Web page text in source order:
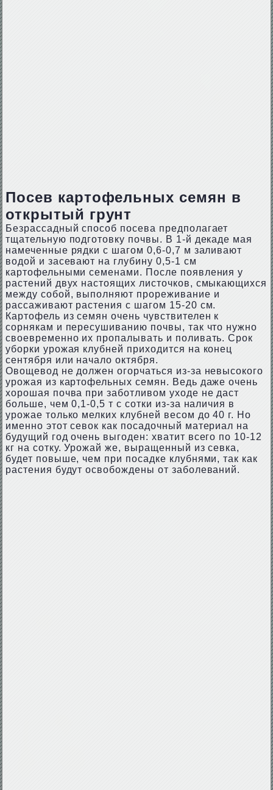
Посев картофельных семян в
открытый грунт
Безрассадный способ посева предполагает
тщательную подготовку почвы. В 1-й декаде мая
намеченные рядки с шагом 0,6-0,7 м заливают
водой и засевают на глубину 0,5-1 см
картофельными семенами. После появления у
растений двух настоящих листочков, смыкающихся
между собой, выполняют прореживание и
рассаживают растения с шагом 15-20 см.
Картофель из семян очень чувствителен к
сорнякам и пересушиванию почвы, так что нужно
своевременно их пропалывать и поливать. Срок
уборки урожая клубней приходится на конец
сентября или начало октября.
Овощевод не должен огорчаться из-за невысокого
урожая из картофельных семян. Ведь даже очень
хорошая почва при заботливом уходе не даст
больше, чем 0,1-0,5 т с сотки из-за наличия в
урожае только мелких клубней весом до 40 г. Но
именно этот севок как посадочный материал на
будущий год очень выгоден: хватит всего по 10-12
кг на сотку. Урожай же, выращенный из севка,
будет повыше, чем при посадке клубнями, так как
растения будут освобождены от заболеваний.